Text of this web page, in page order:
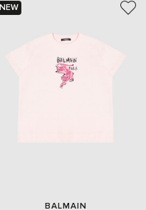
NEW
BALMAIN